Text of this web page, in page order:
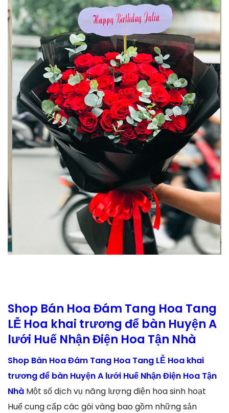
Shop Bán Hoa Đám Tang Hoa Tang
LỄ Hoa khai trương để bàn Huyện A
lưới Huế Nhận Điện Hoa Tận Nhà
Shop Bán Hoa Đám Tang Hoa Tang LỄ Hoa khai
trương để bàn Huyện A lưới Huế Nhận Điện Hoa Tận
Nhà Một số dịch vụ năng lượng điện hoa sinh hoạt
Huế cung cấp các gói vàng bao gồm những sản